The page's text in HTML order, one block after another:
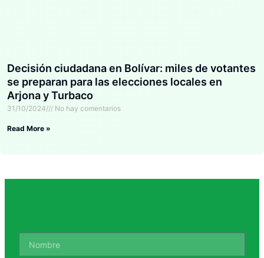
Decisión ciudadana en Bolívar: miles de votantes
se preparan para las elecciones locales en
Arjona y Turbaco
31/10/2024 No hay comentarios
Read More »